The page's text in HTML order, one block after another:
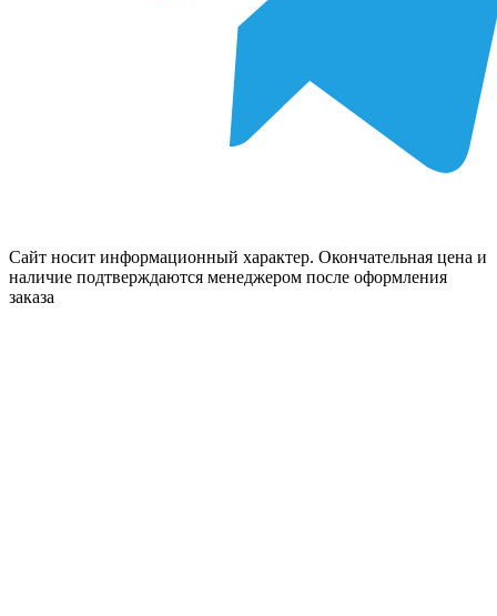
Сайт носит информационный характер. Окончательная цена и
наличие подтверждаются менеджером после оформления
заказа